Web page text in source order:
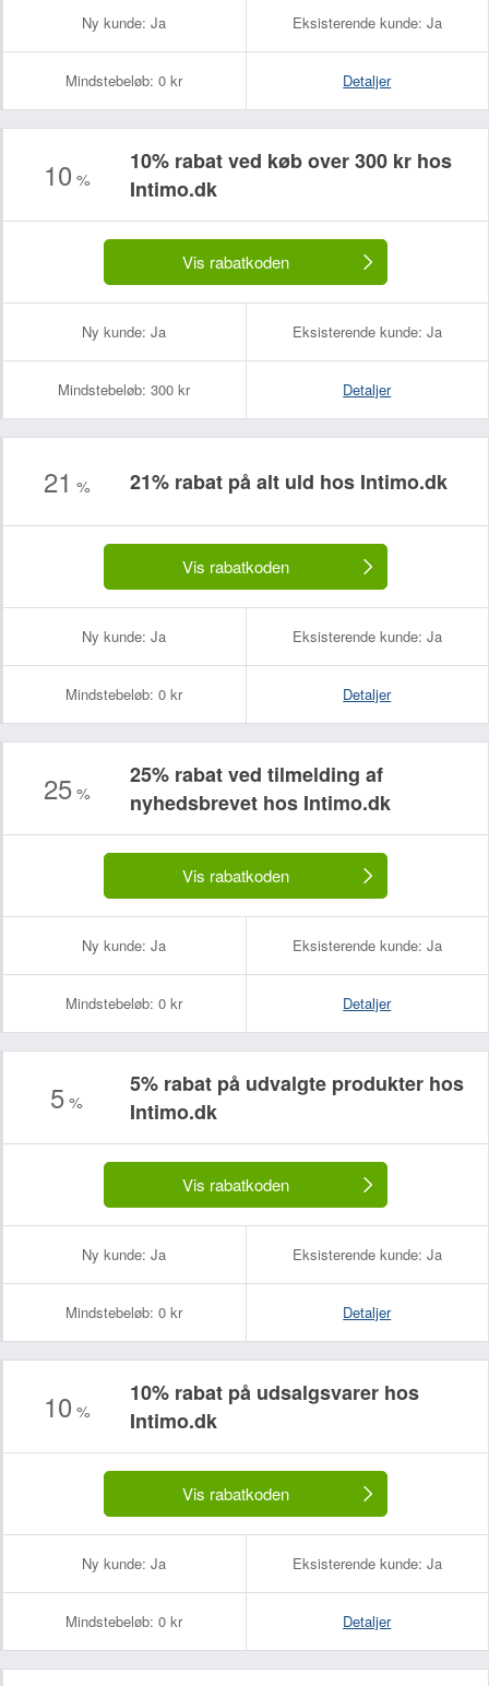
Ny kunde: Ja Eksisterende kunde: Ja
Mindstebeløb: 0 kr Detaljer
10 %
10% rabat ved køb over 300 kr hos
Intimo.dk
Vis rabatkoden
Ny kunde: Ja Eksisterende kunde: Ja
Mindstebeløb: 300 kr Detaljer
21 % 21% rabat på alt uld hos Intimo.dk
Vis rabatkoden
Ny kunde: Ja Eksisterende kunde: Ja
Mindstebeløb: 0 kr Detaljer
25 %
25% rabat ved tilmelding af
nyhedsbrevet hos Intimo.dk
Vis rabatkoden
Ny kunde: Ja Eksisterende kunde: Ja
Mindstebeløb: 0 kr Detaljer
5%
5% rabat på udvalgte produkter hos
Intimo.dk
Vis rabatkoden
Ny kunde: Ja Eksisterende kunde: Ja
Mindstebeløb: 0 kr Detaljer
10 %
10% rabat på udsalgsvarer hos
Intimo.dk
Vis rabatkoden
Ny kunde: Ja Eksisterende kunde: Ja
Mindstebeløb: 0 kr Detaljer
Din e-mailadresse (bliver ikke offentliggjort):